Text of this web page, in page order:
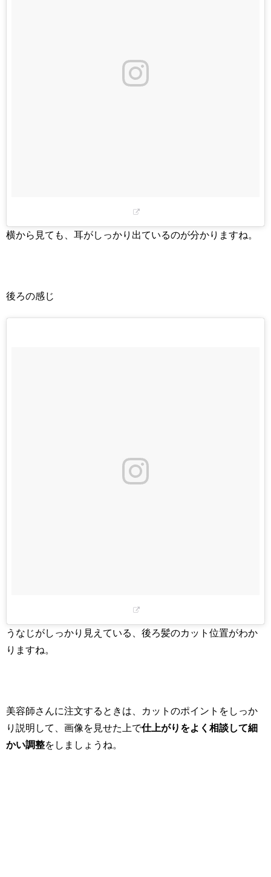
横から見ても、耳がしっかり出ているのが分かりますね。
後ろの感じ
うなじがしっかり見えている、後ろ髪のカット位置がわか
りますね。
美容師さんに注文するときは、カットのポイントをしっか
り説明して、画像を見せた上で仕上がりをよく相談して細
かい調整をしましょうね。